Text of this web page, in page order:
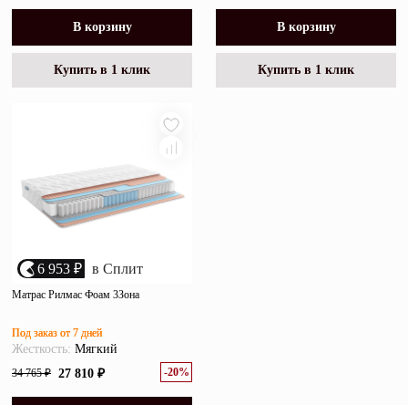
В корзину
Купить в 1 клик
В корзину
Купить в 1 клик
6 953 ₽ в Сплит
Матрас Рилмас Фоам 3Зона
34 765 ₽ 27 810 ₽ -20%
Под заказ от 7 дней
Жесткость: Мягкий